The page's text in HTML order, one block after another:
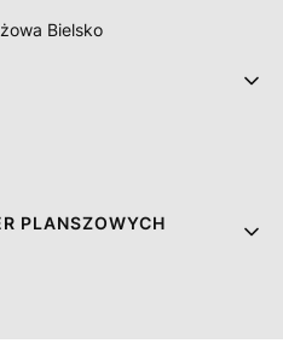
Bielsko
PLANSZOWYCH